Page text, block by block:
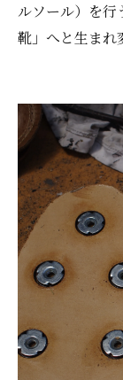
ルソール）を行
靴」へと生まれ